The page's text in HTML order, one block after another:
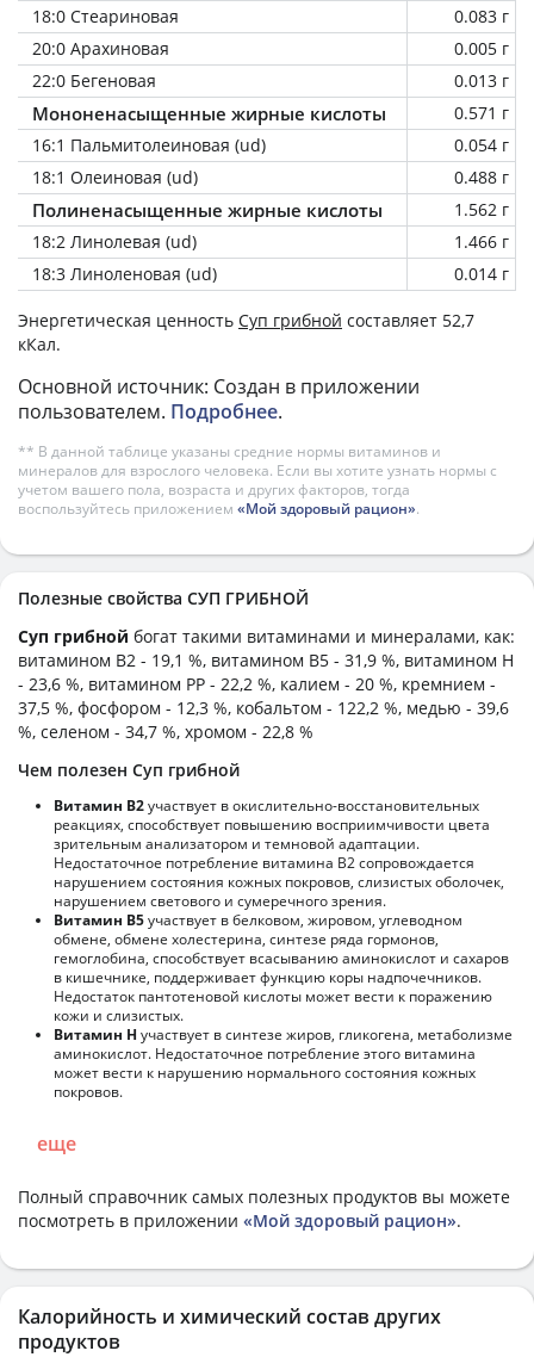
18:0 Стеариновая
0.083 г
20:0 Арахиновая
0.005 г
22:0 Бегеновая
0.013 г
Мононенасыщенные жирные кислоты
0.571 г
16:1 Пальмитолеиновая (ud)
0.054 г
18:1 Олеиновая (ud)
0.488 г
Полиненасыщенные жирные кислоты
1.562 г
18:2 Линолевая (ud)
1.466 г
18:3 Линоленовая (ud)
0.014 г
Энергетическая ценность Суп грибной составляет 52,7
кКал.
Основной источник: Создан в приложении
пользователем. Подробнее.
** В данной таблице указаны средние нормы витаминов и
минералов для взрослого человека. Если вы хотите узнать нормы с
учетом вашего пола, возраста и других факторов, тогда
воспользуйтесь приложением «Мой здоровый рацион».
Полезные свойства СУП ГРИБНОЙ
Суп грибной богат такими витаминами и минералами, как:
витамином B2 - 19,1 %, витамином B5 - 31,9 %, витамином H
- 23,6 %, витамином PP - 22,2 %, калием - 20 %, кремнием -
37,5 %, фосфором - 12,3 %, кобальтом - 122,2 %, медью - 39,6
%, селеном - 34,7 %, хромом - 22,8 %
Чем полезен Суп грибной
Витамин В2участвует в окислительно-восстановительных
реакциях, способствует повышению восприимчивости цвета
зрительным анализатором и темновой адаптации.
Недостаточное потребление витамина В2 сопровождается
нарушением состояния кожных покровов, слизистых оболочек,
нарушением светового и сумеречного зрения.
Витамин В5участвует в белковом, жировом, углеводном
обмене, обмене холестерина, синтезе ряда гормонов,
гемоглобина, способствует всасыванию аминокислот и сахаров
в кишечнике, поддерживает функцию коры надпочечников.
Недостаток пантотеновой кислоты может вести к поражению
кожи и слизистых.
Витамин Н участвует в синтезе жиров, гликогена, метаболизме
аминокислот. Недостаточное потребление этого витамина
может вести к нарушению нормального состояния кожных
покровов.
еще
Полный справочник самых полезных продуктов вы можете
посмотреть в приложении «Мой здоровый рацион».
Калорийность и химический состав других
продуктов